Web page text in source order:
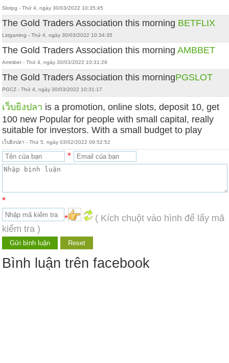
Slotpg - Thứ 4, ngày 30/03/2022 10:35:45
The Gold Traders Association this morning BETFLIX
Lstgaming - Thứ 4, ngày 30/03/2022 10:34:35
The Gold Traders Association this morningAMBBET
Ammbet - Thứ 4, ngày 30/03/2022 10:31:29
The Gold Traders Association this morningPGSLOT
PGCZ - Thứ 4, ngày 30/03/2022 10:31:17
เว็บยิงปลา is a promotion, online slots, deposit 10, get
100 new Popular for people with small capital, really
suitable for investors. With a small budget to play
เว็บยิงปลา - Thứ 5, ngày 03/02/2022 09:52:52
*
*
*
( Kích chuột vào hình để lấy mã
kiểm tra )
Bình luận trên facebook